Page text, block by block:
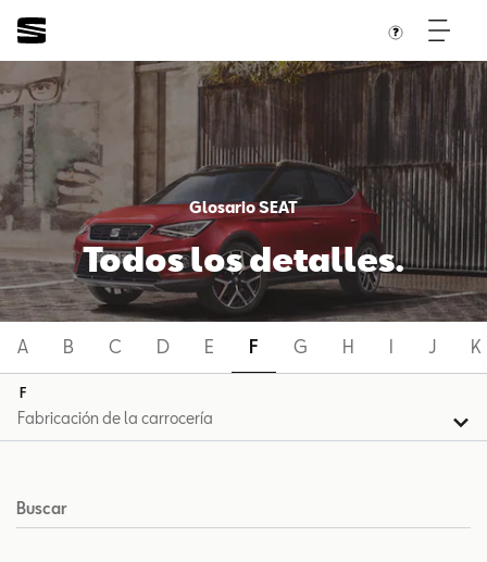
Glosario SEAT
Todos los detalles.
A B C D E F G H I J K
F
Buscar